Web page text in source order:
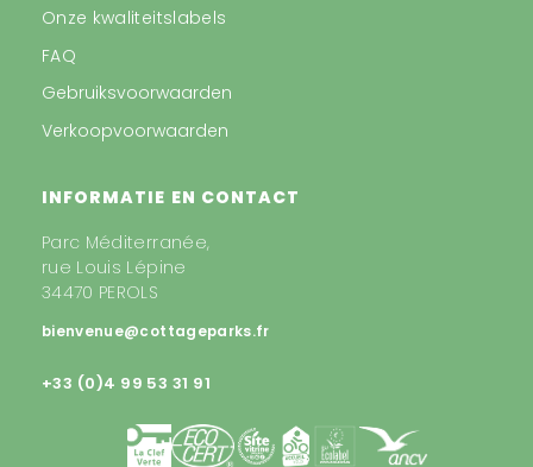
Onze kwaliteitslabels
FAQ
Gebruiksvoorwaarden
Verkoopvoorwaarden
INFORMATIE EN CONTACT
Parc Méditerranée,
rue Louis Lépine
34470 PEROLS
bienvenue@cottageparks.fr
+33 (0)4 99 53 31 91